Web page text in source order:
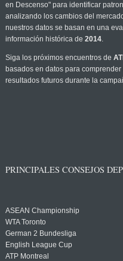
en Descenso" para identificar
analizando los cambios del
nuestros datos se basan en una
información histórica de 2014.
Siga los próximos encuentros de
basados en datos para
resultados futuros durante la
PRINCIPALES CONSEJOS
ASEAN Championship
WTA Toronto
German 2 Bundesliga
English League Cup
ATP Montreal